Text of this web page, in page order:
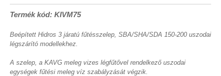
Termék kód: KIVM75
Beépített Hidros 3 járatú fűtésszelep, SBA/SHA/SDA 150-200 uszodai
légszárító modellekhez.
A szelep, a KAVG meleg vizes légfűtővel rendelkező uszodai
egységek fűtési meleg víz szabályzását végzik.